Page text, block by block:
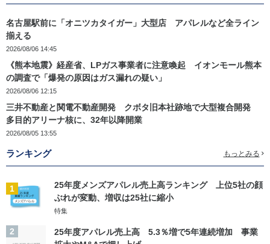
名古屋駅前に「オニツカタイガー」大型店 アパレルなど全ライン
揃える
2026/08/06 14:45
《熊本地震》経産省、LPガス事業者に注意喚起 イオンモール熊本
の調査で「爆発の原因はガス漏れの疑い」
2026/08/06 12:15
三井不動産と関電不動産開発 クボタ旧本社跡地で大型複合開発
多目的アリーナ核に、32年以降開業
2026/08/05 13:55
ランキング もっとみる
1
25年度メンズアパレル売上高ランキング 上位5社の顔
ぶれが変動、増収は25社に縮小
特集
2
25年度アパレル売上高 5.3％増で5年連続増加 事業